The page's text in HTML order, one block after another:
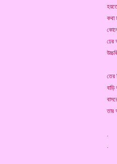
কথা
ঢের
তের
বাড়ি
তার
.